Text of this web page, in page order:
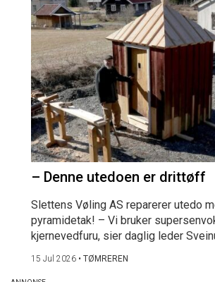
– Denne utedoen er drittøff
Slettens Vøling AS reparerer utedo
pyramidetak! – Vi bruker
kjernevedfuru, sier daglig leder
15 Jul 2026 • TØMREREN